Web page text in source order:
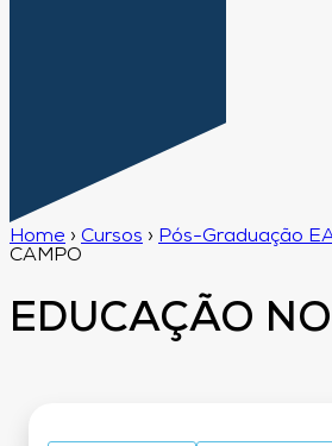
Home › Cursos › Pós-Graduação
CAMPO
EDUCAÇÃO